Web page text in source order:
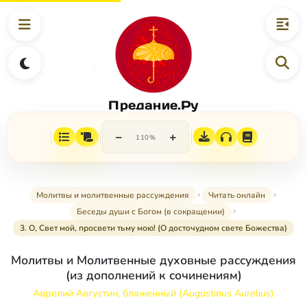
Предание.Ру
− 110% +
Молитвы и молитвенные рассуждения
Читать онлайн
Беседы души с Богом (в сокращении)
3. О, Свет мой, просвети тьму мою! (О досточудном свете Божества)
Молитвы и Молитвенные духовные рассуждения
(из дополнений к сочинениям)
Аврелий Августин, блаженный (Augustinus Aurelius)